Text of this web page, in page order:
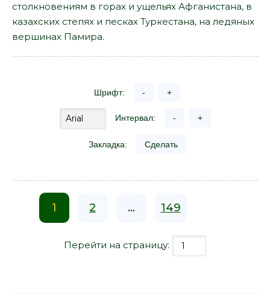
столкновениям в горах и ущельях Афганистана, в
казахских степях и песках Туркестана, на ледяных
вершинах Памира.
Шрифт: - +
Интервал: - +
Закладка: Сделать
1 2 ... 149
Перейти на страницу: